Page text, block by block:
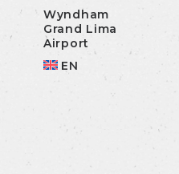
Wyndham
Grand Lima
Airport
EN